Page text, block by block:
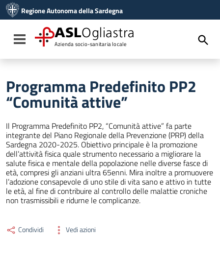
Vai al menu di navigazione
Vai al footer
Regione Autonoma della Sardegna
Toggle navigation
ASLOgliastra
Azienda socio-sanitaria locale
Programma Predefinito PP2
“Comunità attive”
Il Programma Predefinito PP2, “Comunità attive” fa parte
integrante del Piano Regionale della Prevenzione (PRP) della
Sardegna 2020-2025. Obiettivo principale è la promozione
dell’attività fisica quale strumento necessario a migliorare la
salute fisica e mentale della popolazione nelle diverse fasce di
età, compresi gli anziani ultra 65enni. Mira inoltre a promuovere
l’adozione consapevole di uno stile di vita sano e attivo in tutte
le età, al fine di contribuire al controllo delle malattie croniche
non trasmissibili e ridurne le complicanze.
Condividi Vedi azioni